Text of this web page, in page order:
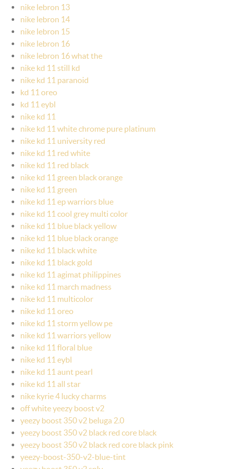
nike lebron 13
nike lebron 14
nike lebron 15
nike lebron 16
nike lebron 16 what the
nike kd 11 still kd
nike kd 11 paranoid
kd 11 oreo
kd 11 eybl
nike kd 11
nike kd 11 white chrome pure platinum
nike kd 11 university red
nike kd 11 red white
nike kd 11 red black
nike kd 11 green black orange
nike kd 11 green
nike kd 11 ep warriors blue
nike kd 11 cool grey multi color
nike kd 11 blue black yellow
nike kd 11 blue black orange
nike kd 11 black white
nike kd 11 black gold
nike kd 11 agimat philippines
nike kd 11 march madness
nike kd 11 multicolor
nike kd 11 oreo
nike kd 11 storm yellow pe
nike kd 11 warriors yellow
nike kd 11 floral blue
nike kd 11 eybl
nike kd 11 aunt pearl
nike kd 11 all star
nike kyrie 4 lucky charms
off white yeezy boost v2
yeezy boost 350 v2 beluga 2.0
yeezy boost 350 v2 black red core black
yeezy boost 350 v2 black red core black pink
yeezy-boost-350-v2-blue-tint